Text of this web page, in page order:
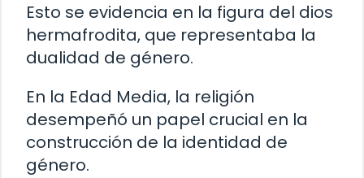
Esto se evidencia en la figura del dios
hermafrodita, que representaba la
dualidad de género.
En la Edad Media, la religión
desempeñó un papel crucial en la
construcción de la identidad de
género.